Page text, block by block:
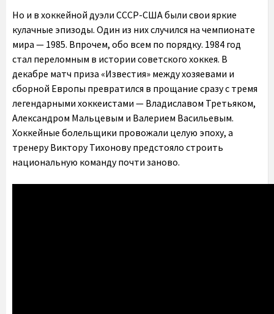
Но и в хоккейной дуэли СССР-США были свои яркие
кулачные эпизоды. Один из них случился на чемпионате
мира — 1985. Впрочем, обо всем по порядку. 1984 год
стал переломным в истории советского хоккея. В
декабре матч приза «Известия» между хозяевами и
сборной Европы превратился в прощание сразу с тремя
легендарными хоккеистами — Владиславом Третьяком,
Александром Мальцевым и Валерием Васильевым.
Хоккейные болельщики провожали целую эпоху, а
тренеру Виктору Тихонову предстояло строить
национальную команду почти заново.